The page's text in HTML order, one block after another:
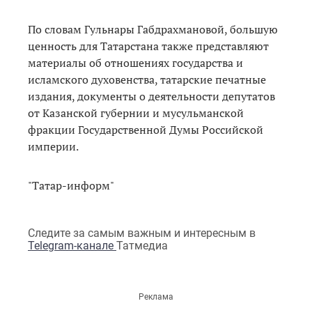
По словам Гульнары Габдрахмановой, большую
ценность для Татарстана также представляют
материалы об отношениях государства и
исламского духовенства, татарские печатные
издания, документы о деятельности депутатов
от Казанской губернии и мусульманской
фракции Государственной Думы Российской
империи.
"Татар-информ"
Следите за самым важным и интересным в
Telegram-канале Татмедиа
Реклама